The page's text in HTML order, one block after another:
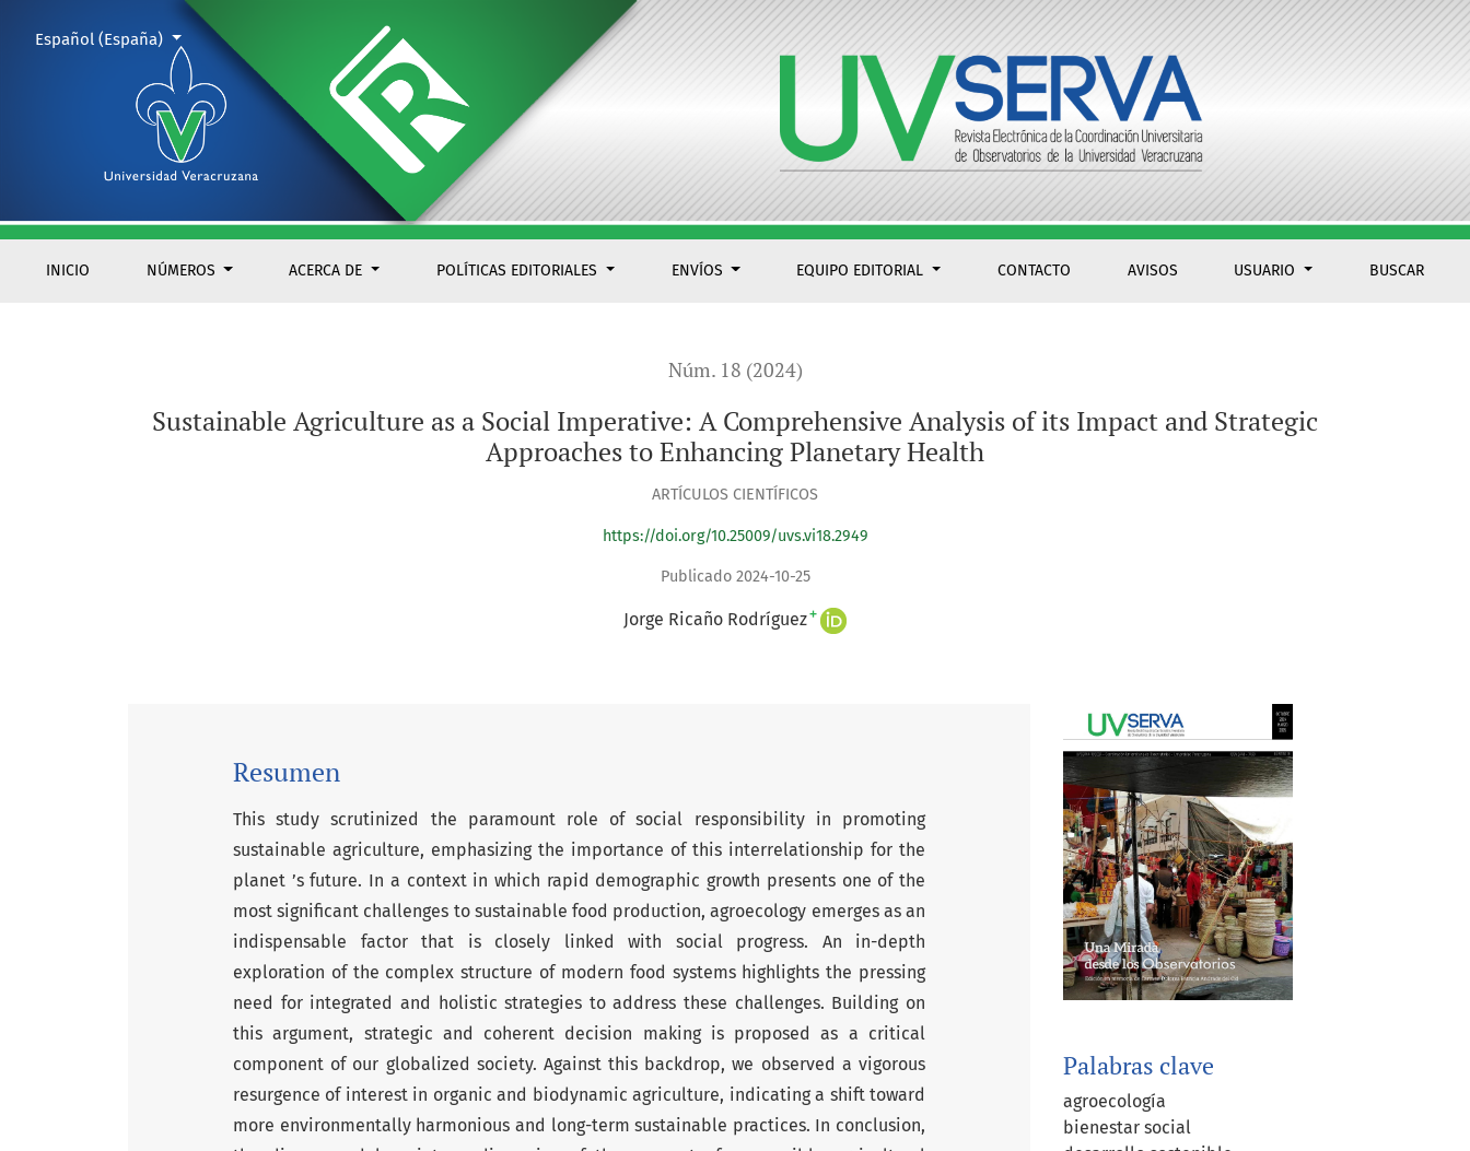
Sustainable Agriculture as a Social Imperative
INICIO NÚMEROS ACERCA DE POLÍTICAS EDITORIALES ENVÍOS EQUIPO EDITORIAL CONTACTO AVISOS USUARIO BUSCAR
Cambiar el idioma. El actual es:
Español (España)
Núm. 18 (2024)
Sustainable Agriculture as a Social Imperative: A Comprehensive Analysis of its Impact and Strategic
Approaches to Enhancing Planetary Health
ARTÍCULOS CIENTÍFICOS
https://doi.org/10.25009/uvs.vi18.2949
Publicado 2024-10-25
Jorge Ricaño Rodríguez+
Palabras clave
agroecología
bienestar social
Resumen
This study scrutinized the paramount role of social responsibility in promoting
sustainable agriculture, emphasizing the importance of this interrelationship for the
planet ’s future. In a context in which rapid demographic growth presents one of the
most significant challenges to sustainable food production, agroecology emerges as an
indispensable factor that is closely linked with social progress. An in-depth
exploration of the complex structure of modern food systems highlights the pressing
need for integrated and holistic strategies to address these challenges. Building on
this argument, strategic and coherent decision making is proposed as a critical
component of our globalized society. Against this backdrop, we observed a vigorous
resurgence of interest in organic and biodynamic agriculture, indicating a shift toward
more environmentally harmonious and long-term sustainable practices. In conclusion,